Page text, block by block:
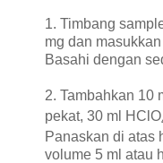
1. Timbang
mg dan
Basahi dengan
2. Tambahkan 10
pekat, 30 ml HClO
Panaskan di atas
volume 5 ml atau